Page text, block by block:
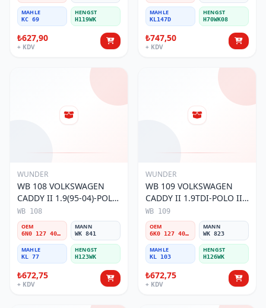
MAHLE
KC 69
HENGST
H119WK
₺627,90
+ KDV
MAHLE
KL147D
HENGST
H70WK08
₺747,50
+ KDV
WUNDER
WB 108 VOLKSWAGEN
CADDY II 1.9(95-04)-POLO
III 1.9TDI 6N0 127 401 C
Yakıt/Mazot Filtresi
WB 108
OEM
6N0 127 401 C
MANN
WK 841
MAHLE
KL 77
HENGST
H123WK
₺672,75
+ KDV
WUNDER
WB 109 VOLKSWAGEN
CADDY II 1.9TDI-POLO III
1.9TDI 6K0 127 401 G
Yakıt/Mazot Filtresi
WB 109
OEM
6K0 127 401 G
MANN
WK 823
MAHLE
KL 103
HENGST
H126WK
₺672,75
+ KDV